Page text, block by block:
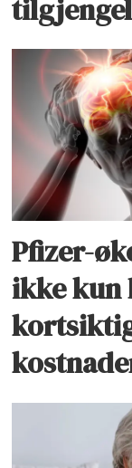
Pfizer-
ikke kun